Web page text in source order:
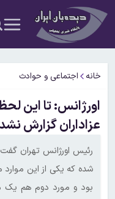
خانه اجتماعی و حوادث
اورژانس: تا این
عزاداران گزارش
شده که یکی از این موارد
بود و مورد دوم هم یک